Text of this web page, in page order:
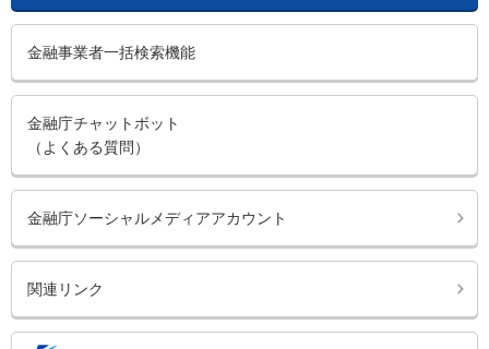
金融事業者一括検索機能
金融庁チャットボット
（よくある質問）
金融庁ソーシャルメディアアカウント
関連リンク